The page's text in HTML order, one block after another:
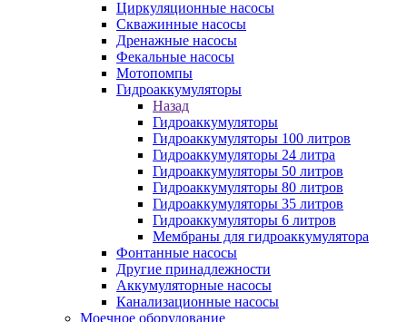
Циркуляционные насосы
Скважинные насосы
Дренажные насосы
Фекальные насосы
Мотопомпы
Гидроаккумуляторы
Назад
Гидроаккумуляторы
Гидроаккумуляторы 100 литров
Гидроаккумуляторы 24 литра
Гидроаккумуляторы 50 литров
Гидроаккумуляторы 80 литров
Гидроаккумуляторы 35 литров
Гидроаккумуляторы 6 литров
Мембраны для гидроаккумулятора
Фонтанные насосы
Другие принадлежности
Аккумуляторные насосы
Канализационные насосы
Моечное оборудование